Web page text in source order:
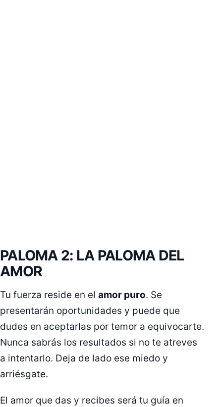
PALOMA 2: LA PALOMA DEL
AMOR
Tu fuerza reside en el amor puro. Se
presentarán oportunidades y puede que
dudes en aceptarlas por temor a equivocarte.
Nunca sabrás los resultados si no te atreves
a intentarlo. Deja de lado ese miedo y
arriésgate.
El amor que das y recibes será tu guía en